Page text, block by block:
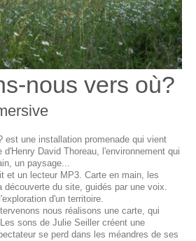
nous vers où?
est une installation promenade qui vient
d'Henry David Thoreau, l'environnement qui
un paysage...
et un lecteur MP3. Carte en main, les
découverte du site, guidés par une voix.
d'un territoire.
nous réalisons une carte, qui
sons de Julie Seiller créent une
se perd dans les méandres de ses